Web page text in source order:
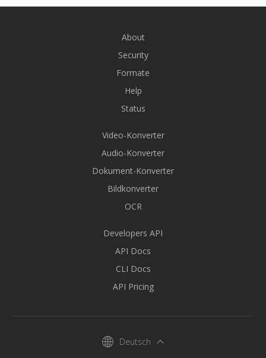
About
Security
Formate
Help
Status
Video-Konverter
Audio-Konverter
Dokument-Konverter
Bildkonverter
OCR
Developers API
API Docs
CLI Docs
API Pricing
Deutsch